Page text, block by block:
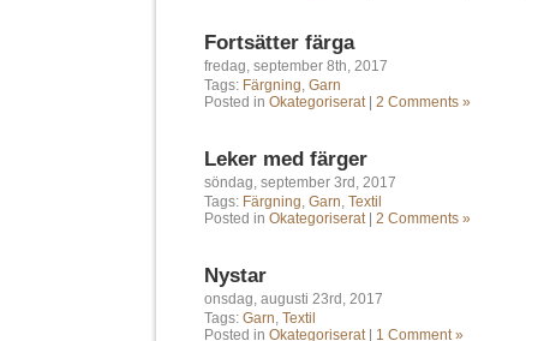
Fortsätter färga
fredag, september 8th, 2017
Tags: Färgning, Garn
Posted in Okategoriserat| 2 Comments »
Leker med färger
söndag, september 3rd, 2017
Tags: Färgning, Garn, Textil
Posted in Okategoriserat| 2 Comments »
Nystar
onsdag, augusti 23rd, 2017
Tags: Garn, Textil
Posted in Okategoriserat| 1 Comment »